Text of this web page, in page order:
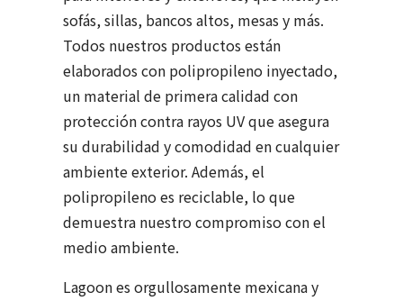
sofás, sillas, bancos altos, mesas y más.
Todos nuestros productos están
elaborados con polipropileno inyectado,
un material de primera calidad con
protección contra rayos UV que asegura
su durabilidad y comodidad en cualquier
ambiente exterior. Además, el
polipropileno es reciclable, lo que
demuestra nuestro compromiso con el
medio ambiente.
Lagoon es orgullosamente mexicana y